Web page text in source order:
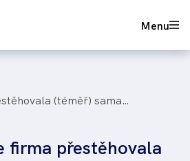
Menu
Nezávazná poptávka
(téměř) sama…
firma přestěhovala